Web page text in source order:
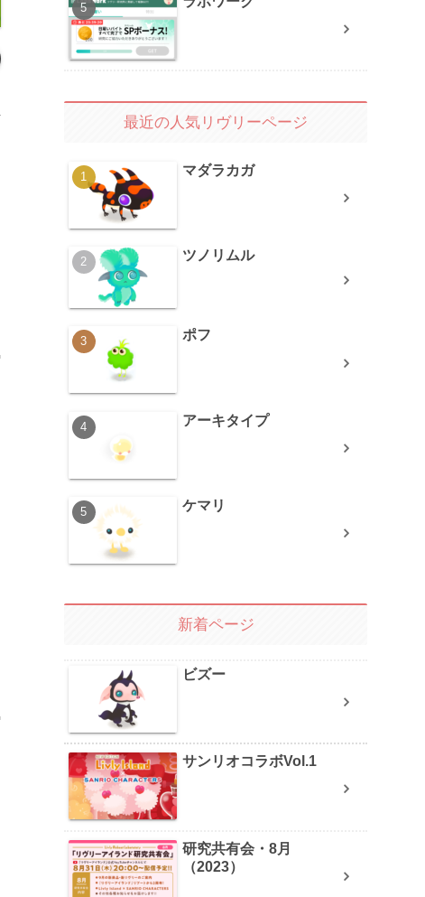
最近の人気リヴリーページ
マダラカガ
ツノリムル
ポフ
アーキタイプ
ケマリ
新着ページ
ビズー
サンリオコラボVol.1
研究共有会・8月
（2023）